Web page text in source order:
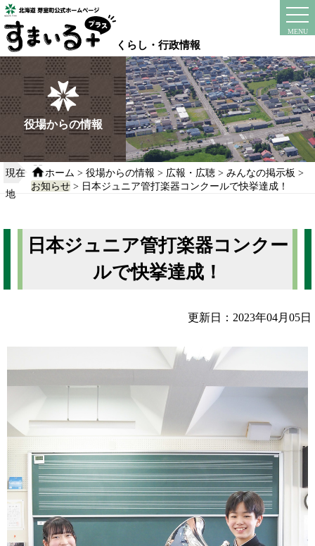
本
文
へ
移
動
る
くらし・行政情報
MENU
instagram
役場からの情報
現在
地
ホーム >役場からの情報 > 広報・広聴 >みんなの掲示板 >
お知らせ > 日本ジュニア管打楽器コンクールで快挙達成！
日本ジュニア管打楽器コンクー
ルで快挙達成！
更新日：2023年04月05日